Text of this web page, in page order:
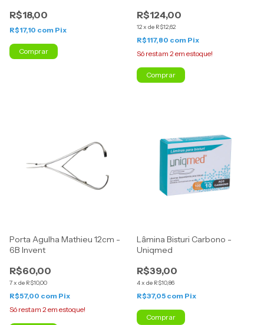
R$18,00
R$17,10 com Pix
R$124,00
12x de R$12,62
R$117,80 com Pix
Só restam 2em estoque!
Porta Agulha Mathieu 12cm -
6B Invent
R$60,00
7x de R$10,00
R$57,00 com Pix
Só restam 2em estoque!
Lâmina Bisturi Carbono -
Uniqmed
R$39,00
4x de R$10,86
R$37,05 com Pix
Comprar